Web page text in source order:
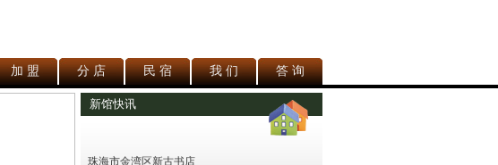
加 盟 分 店 民 宿 我 们 答 询
新馆快讯
珠海市金湾区新古书店